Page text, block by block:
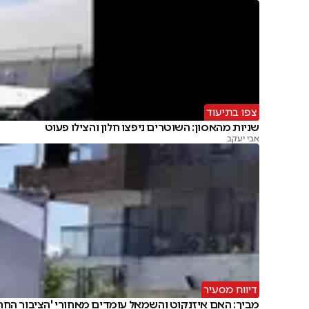
צפו בתיעוד
שניות מהאסון: השוטרים ניפצו חלון והצילו פעוט
אבי יעקב
דיווח מסעיר
מביך: האם איזנקוט והשמאל עומדים מאחורי 'הציבור